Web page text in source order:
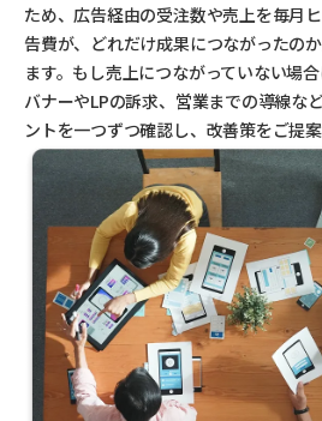
ため、広告経由の受注数や売上を毎月
告費が、どれだけ成果につながったの
ます。もし売上につながっていない場
バナーやLPの訴求、営業までの導線な
ントを一つずつ確認し、改善策をご提案